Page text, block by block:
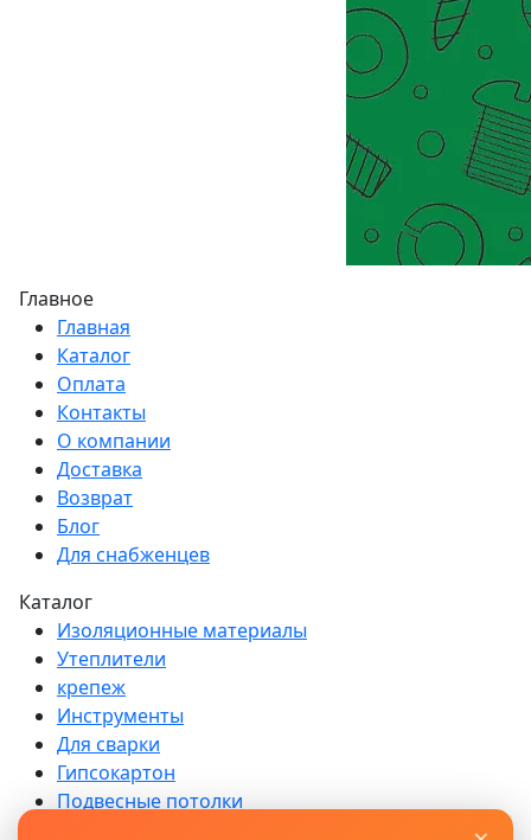
Главное
Главная
Каталог
Оплата
Контакты
О компании
Доставка
Возврат
Блог
Для снабженцев
Каталог
Изоляционные материалы
Утеплители
крепеж
Инструменты
Для сварки
Гипсокартон
Подвесные потолки